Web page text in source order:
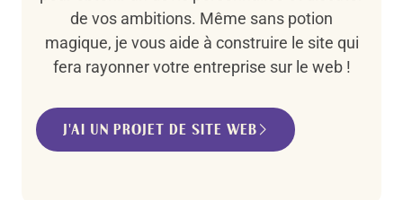
de vos ambitions. Même sans potion
magique, je vous aide à construire le site qui
fera rayonner votre entreprise sur le web !
J'AI UN PROJET DE SITE WEB